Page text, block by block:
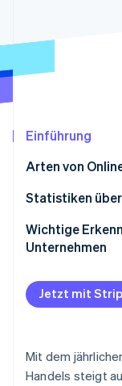
Start-up-
Climate
Einführung
Arten von
Statistiken über
Wichtige
Unternehmen
Jetzt mit
Mit dem
Handels steigt